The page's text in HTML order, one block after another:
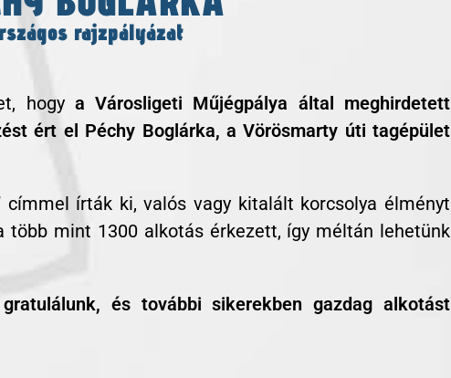
rajzpályázat
hogy a Városligeti Műjégpálya által meghirdetett
ért el Péchy Boglárka, a Vörösmarty úti tagépület
címmel írták ki, valós vagy kitalált korcsolya élményt
mint 1300 alkotás érkezett, így méltán lehetünk
és további sikerekben gazdag alkotást